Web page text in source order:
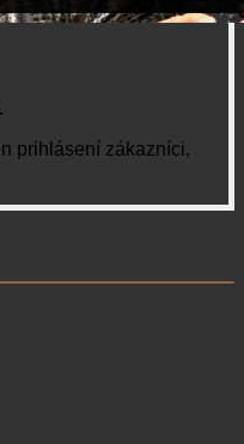
prihlásení zákazníci,